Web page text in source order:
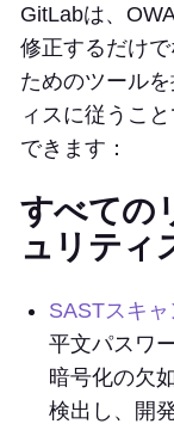
GitLabは、
修正するだけ
ためのツール
ィスに従うこ
できます：
すべての
ュリティ
SASTスキャ
平文パスワ
暗号化の欠
検出し、開